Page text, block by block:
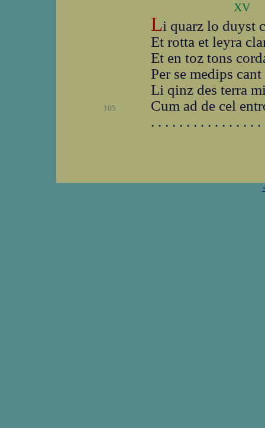
XV
Li quarz lo duyst
Et rotta et leyra
Et en toz tons
Per se medips
Li qinz des terra
105
Cum ad de cel
. . . . . . . . . . . . . . . .